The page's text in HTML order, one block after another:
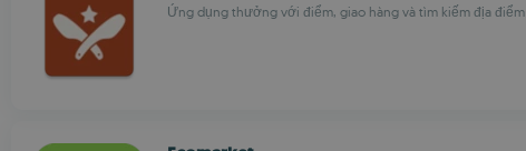
Ứng dụng thưởng với điểm, giao hàng và tìm kiếm địa điểm